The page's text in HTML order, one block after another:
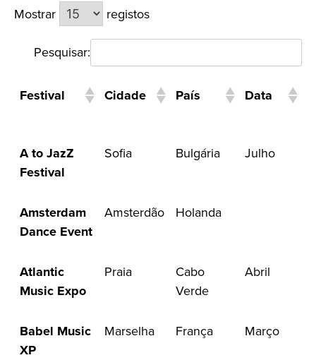
Mostrar registos
Pesquisar:
Festival Cidade País Data
A to JazZ
Festival
Sofia Bulgária Julho
Amsterdam
Dance Event
Amsterdão Holanda
Atlantic
Music Expo
Praia
Cabo
Verde
Abril
Babel Music
XP
Marselha França Março